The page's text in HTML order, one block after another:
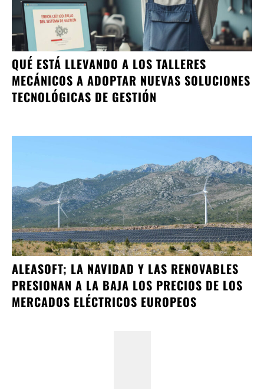
QUÉ ESTÁ LLEVANDO A LOS TALLERES
MECÁNICOS A ADOPTAR NUEVAS SOLUCIONES
TECNOLÓGICAS DE GESTIÓN
ALEASOFT; LA NAVIDAD Y LAS RENOVABLES
PRESIONAN A LA BAJA LOS PRECIOS DE LOS
MERCADOS ELÉCTRICOS EUROPEOS